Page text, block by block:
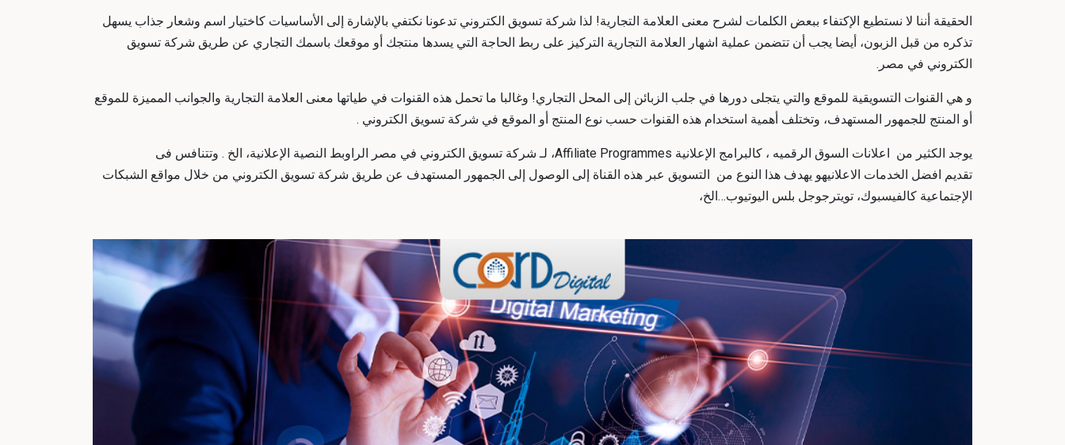
الحقيقة أننا لا نستطيع الإكتفاء ببعض الكلمات لشرح معنى العلامة التجارية! لذا شركة تسويق الكتروني تدعونا نكتفي بالإشارة إلى الأساسيات كاختيار اسم وشعار جذاب يسهل
تذكره من قبل الزبون، أيضا يجب أن تتضمن عملية اشهار العلامة التجارية التركيز على ربط الحاجة التي يسدها منتجك أو موقعك باسمك التجاري عن طريق شركة تسويق
الكتروني في مصر.
و هي القنوات التسويقية للموقع والتي يتجلى دورها في جلب الزبائن إلى المحل التجاري! وغالبا ما تحمل هذه القنوات في طياتها معنى العلامة التجارية والجوانب المميزة للموقع
أو المنتج للجمهور المستهدف، وتختلف أهمية استخدام هذه القنوات حسب نوع المنتج أو الموقع في شركة تسويق الكتروني .
يوجد الكثير من اعلانات السوق الرقميه ، كالبرامج الإعلانية Affiliate Programmes، لـ شركة تسويق الكتروني في مصر الراوبط النصية الإعلانية، الخ . وتتنافس فى
تقديم افضل الخدمات الاعلانيهو يهدف هذا النوع من التسويق عبر هذه القناة إلى الوصول إلى الجمهور المستهدف عن طريق شركة تسويق الكتروني من خلال مواقع الشبكات
الإجتماعية كالفيسبوك، تويترجوجل بلس اليوتيوب…الخ،